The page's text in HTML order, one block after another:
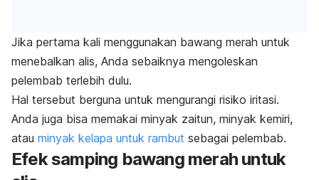
Jika pertama kali menggunakan bawang merah untuk
menebalkan alis, Anda sebaiknya mengoleskan
pelembab terlebih dulu.
Hal tersebut berguna untuk mengurangi risiko iritasi.
Anda juga bisa memakai minyak zaitun, minyak kemiri,
atau minyak kelapa untuk rambut sebagai pelembab.
Efek samping bawang merah untuk